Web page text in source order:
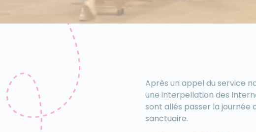
Après un appel du service
une interpellation des
sont allés passer la journée
sanctuaire.